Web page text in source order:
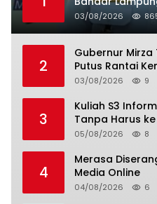
03/08/2026
2
Gubernur
Putus Rantai
03/08/2026 9
3
Kuliah S3
Tanpa Harus
05/08/2026 8
4
Merasa
Media Online
04/08/2026 6